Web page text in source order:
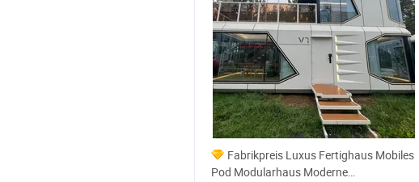
Fabrikpreis Luxus Fertighaus Mobiles
Pod Modularhaus Moderne